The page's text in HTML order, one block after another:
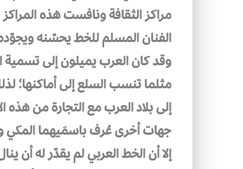
مراكز الثقافة ونافست هذه
الفنان المسلم للخط يحسّنه
وقد كان العرب يميلون إلى تسمية
مثلما تنسب السلع إلى أماكنها؛
إلى بلاد العرب مع التجارة من هذه
جهات أخرى عُرف باسمَيهما المكي
إلا أن الخط العربي لم يقدّر له أن